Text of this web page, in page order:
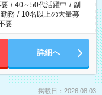
要 / 40～50代活躍中 / 副
務 / 10名以上の大量募
要
詳細へ
掲載日：2026.08.03